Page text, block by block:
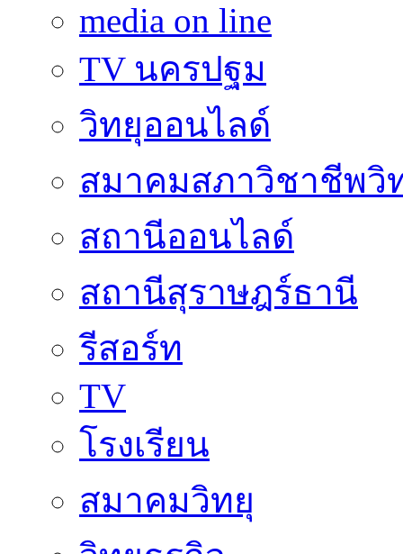
media on line
TV นครปฐม
วิทยุออนไลด์
สมาคมสภาวิชาชีพวิ
สถานีออนไลด์
สถานีสุราษฎร์ธานี
รีสอร์ท
TV
โรงเรียน
สมาคมวิทยุ